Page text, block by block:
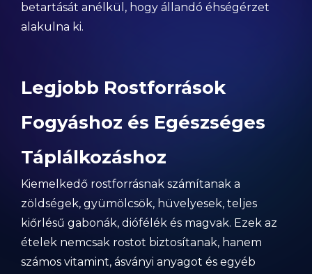
betartását anélkül, hogy állandó éhségérzet
alakulna ki.
Legjobb Rostforrások
Fogyáshoz és Egészséges
Táplálkozáshoz
Kiemelkedő rostforrásnak számítanak a
zöldségek, gyümölcsök, hüvelyesek, teljes
kiőrlésű gabonák, diófélék és magvak. Ezek az
ételek nemcsak rostot biztosítanak, hanem
számos vitamint, ásványi anyagot és egyéb